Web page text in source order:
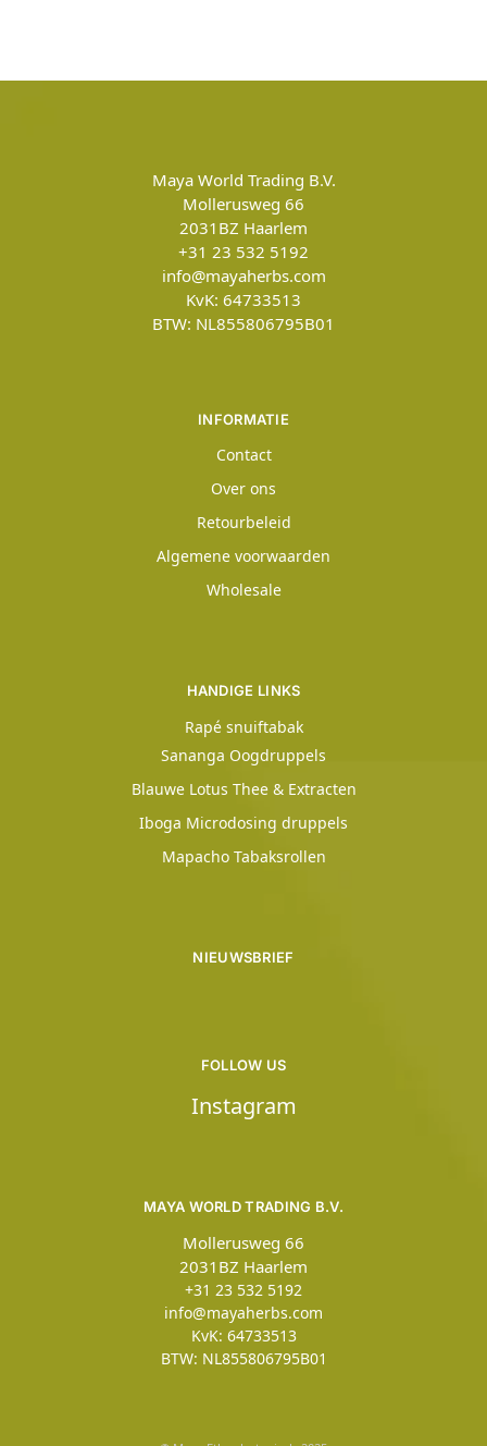
Maya World Trading B.V.
Mollerusweg 66
2031BZ Haarlem
+31 23 532 5192
info@mayaherbs.com
KvK: 64733513
BTW: NL855806795B01
INFORMATIE
Contact
Over ons
Retourbeleid
Algemene voorwaarden
Wholesale
HANDIGE LINKS
Rapé snuiftabak
Sananga Oogdruppels
Blauwe Lotus Thee & Extracten
Iboga Microdosing druppels
Mapacho Tabaksrollen
MAYA WORLD TRADING B.V.
Mollerusweg 66
2031BZ Haarlem
+31 23 532 5192
info@mayaherbs.com
KvK: 64733513
BTW: NL855806795B01
NIEUWSBRIEF
FOLLOW US
Instagram